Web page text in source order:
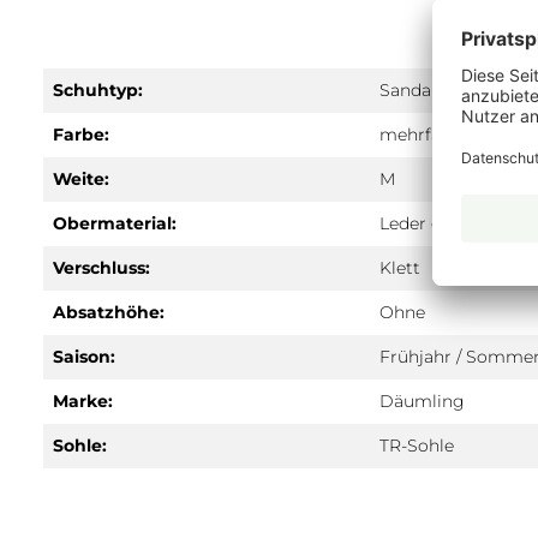
Schuhtyp: Sandale
Farbe: mehrfarbig
Weite: M
Obermaterial: Leder geprägt
Verschluss: Klett
Absatzhöhe: Ohne
Saison: Frühjahr /
Marke: Däumling
Sohle: TR-Sohle